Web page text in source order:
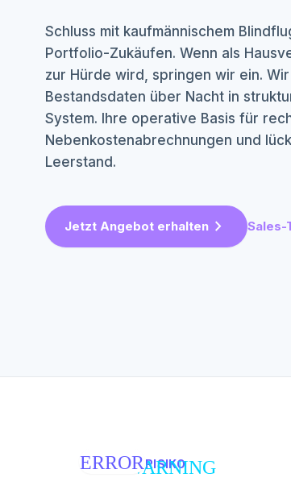
Schluss mit kaufmännischem
Portfolio-Zukäufen. Wenn als
zur Hürde wird, springen wir ein.
Bestandsdaten über Nacht in
System. Ihre operative Basis für
Nebenkostenabrechnungen und
Leerstand.
Jetzt Angebot erhalten chevron_right Sales-
WARNING
ERRORRISIKO